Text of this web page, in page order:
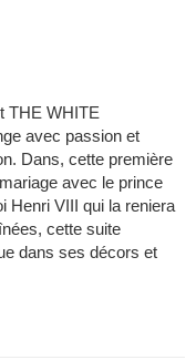
THE WHITE
avec passion et
Dans, cette première
avec le prince
Henri VIII qui la reniera
cette suite
dans ses décors et